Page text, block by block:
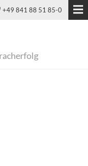
+49 841 88 51 85-0